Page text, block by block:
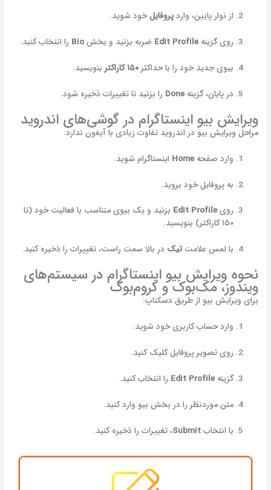
از نوار پایین، واردپروفایلخود شوید.
روی گزینهEdit Profile ضربه بزنید و بخشBio را انتخاب کنید.
بیوی جدید خود را با حداکثر۱۵۰ کاراکتر بنویسید.
در پایان، گزینهDone را بزنید تا تغییرات ذخیره شود.
ویرایش بیو اینستاگرام در گوشی‌های اندروید
مراحل ویرایش بیو در اندروید تفاوت زیادی با آیفون ندارد:
وارد صفحهHome اینستاگرام شوید.
به پروفایل خود بروید.
رویEdit Profile بزنید و یک بیوی متناسب با فعالیت خود (تا
۱۵۰ کاراکتر) بنویسید.
با لمس علامتتیک در بالا سمت راست، تغییرات را ذخیره کنید.
نحوه ویرایش بیو اینستاگرام در سیستم‌های
ویندوز، مک‌بوک و کروم‌بوک
برای ویرایش بیو از طریق دسکتاپ:
وارد حساب کاربری خود شوید.
روی تصویر پروفایل کلیک کنید.
گزینهEdit Profile را انتخاب کنید.
متن موردنظر را در بخش بیو وارد کنید.
با انتخابSubmit، تغییرات را ذخیره کنید.